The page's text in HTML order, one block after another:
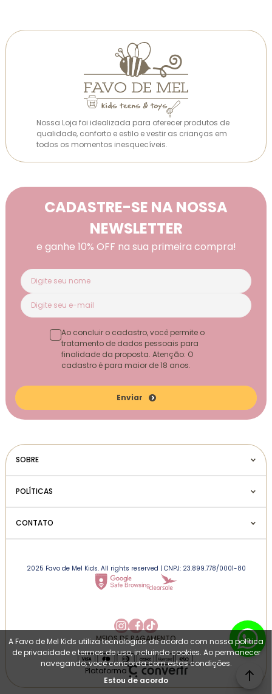
Nossa Loja foi idealizada para oferecer produtos de
qualidade, conforto e estilo e vestir as crianças em
todos os momentos inesquecíveis.
CADASTRE-SE NA NOSSA
NEWSLETTER
e ganhe 10% OFF na sua primeira compra!
Enviar
Ao concluir o cadastro, você permite o
tratamento de dados pessoais para
finalidade da proposta. Atenção: O
cadastro é para maior de 18 anos.
SOBRE
POLÍTICAS
CONTATO
2025 Favo de Mel Kids. All rights reserved | CNPJ: 23.899.778/0001-80
MEIOS DE PAGAMENTO
Plataforma
A Favo de Mel Kids utiliza tecnologias de acordo com nossa política
de privacidade e termos de uso, incluindo cookies. Ao permanecer
navegando, você concorda com estas condições.
Estou de acordo